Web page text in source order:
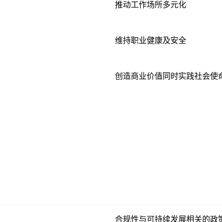
推动工作场所多元化
维持职业健康及安全
创造商业价值同时实践社会使
合规性与可持续发展相关的政